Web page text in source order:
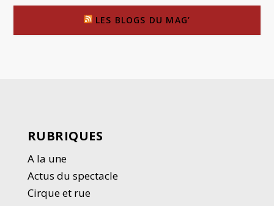
LES BLOGS DU MAG’
RUBRIQUES
A la une
Actus du spectacle
Cirque et rue